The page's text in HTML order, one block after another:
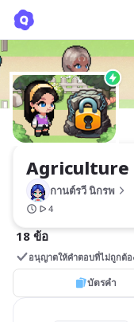
Agriculture
กานต์รวี นิกรพ
4
18 ข้อ
อนุญาตให้คำตอบที่ไม่ถูกต้อ
บัตรคำ